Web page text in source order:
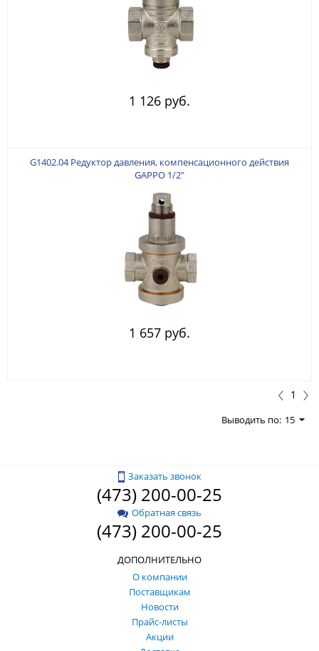
1 126 руб.
G1402.04 Редуктор давления, компенсационного действия
GAPPO 1/2"
1 657 руб.
1
Выводить по: 15
Заказать звонок
(473) 200-00-25
Обратная связь
(473) 200-00-25
ДОПОЛНИТЕЛЬНО
О компании
Поставщикам
Новости
Прайс-листы
Акции